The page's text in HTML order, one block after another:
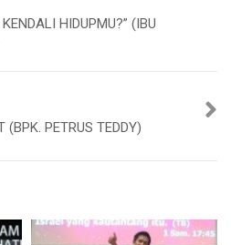
HIDUPMU?” (IBU
(BPK. PETRUS TEDDY)